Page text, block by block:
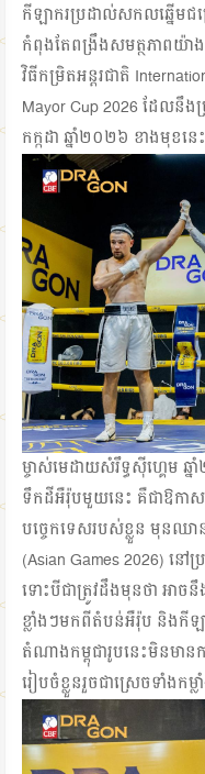
កីឡាករប្រដាល់សកលឆ្នើមជម្
កំពុងតែពង្រឹងសមត្ថភាពយ៉ាងខ្
វិធីកម្រិតអន្តរជាតិ
Mayor Cup 2026 ដែលនឹង
កក្កដា ឆ្នាំ២០២៦ ខាងមុខន
ម្ចាស់មេដាយសំរឹទ្ធស៊ីហ្គេម
ទឹកដីអឺរ៉ុបមួយនេះ គឺជាឱកា
បច្ចេកទេសរបស់ខ្លួន មុនឈ
(Asian Games 2026) នៅ
ទោះបីជាត្រូវដឹងមុនថា អា
ខ្លាំងៗមកពីតំបន់អឺរ៉ុប និងកី
តំណាងកម្ពុជារូបនេះមិនមាន
រៀបចំខ្លួនរួចជាស្រេចទាំងក